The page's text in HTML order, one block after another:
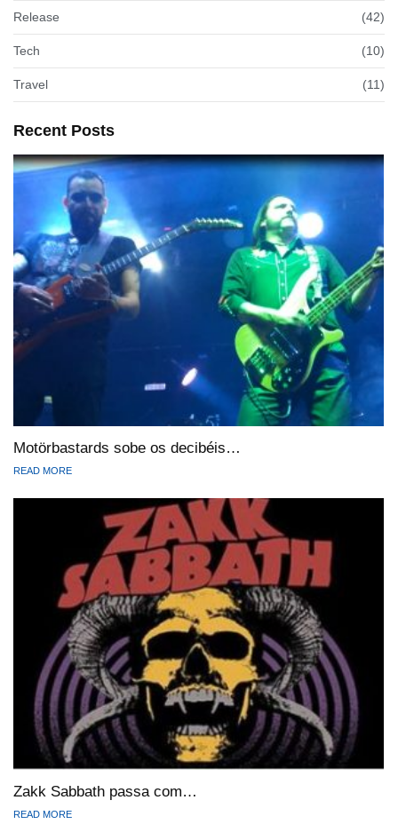
Release (42)
Tech (10)
Travel (11)
Recent Posts
Motörbastards sobe os decibéis…
READ MORE
Zakk Sabbath passa com…
READ MORE